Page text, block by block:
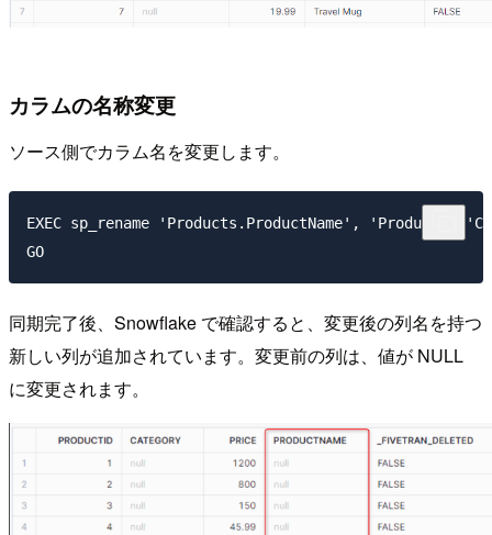
カラムの名称変更
ソース側でカラム名を変更します。
EXEC sp_rename 'Products.ProductName', 'Product',
同期完了後、Snowflake で確認すると、変更後の列名を持つ
新しい列が追加されています。変更前の列は、値が NULL
に変更されます。